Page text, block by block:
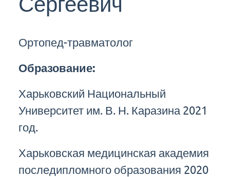
Ортопед-травматолог
Образование:
Харьковский Национальный
Университет им. В. Н. Каразина 2021
год.
Харьковская медицинская академия
последипломного образования 2020